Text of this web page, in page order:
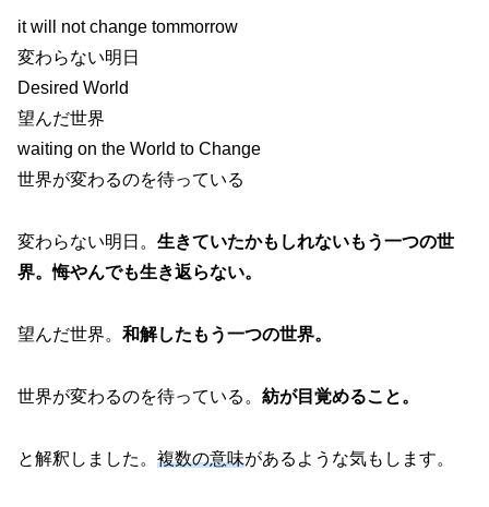
it will not change tommorrow
変わらない明日
Desired World
望んだ世界
waiting on the World to Change
世界が変わるのを待っている
変わらない明日。 生きていたかもしれないもう一つの世
界。悔やんでも生き返らない。
望んだ世界。 和解したもう一つの世界。
世界が変わるのを待っている。 紡が目覚めること。
と解釈しました。 複数の意味があるような気もします。